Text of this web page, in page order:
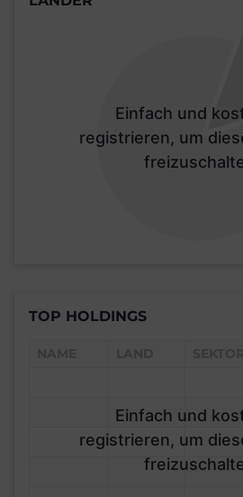
Einfach und
registrieren, um
TOP HOLDINGS
Einfach und
registrieren, um